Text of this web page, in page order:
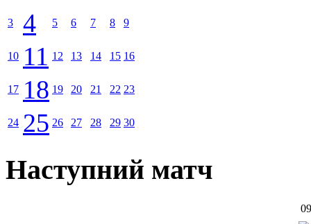
3 4 5 6 7 8 9
10 11 12 13 14 15 16
17 18 19 20 21 22 23
24 25 26 27 28 29 30
Наступний матч